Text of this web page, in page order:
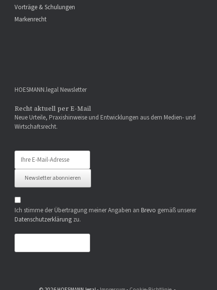
Vorträge & Schulungen
Markenrecht
HOESMANN.legal Newsletter
Recht aktuell per E-Mail
Neue Urteile, Praxishinweise und Entwicklungen aus dem Medien- und
Wirtschaftsrecht.
Adresse
Newsletter abonnieren
Ich stimme der Übertragung meiner Angaben an Brevo gemäß unserer
Datenschutzerklärung zu.